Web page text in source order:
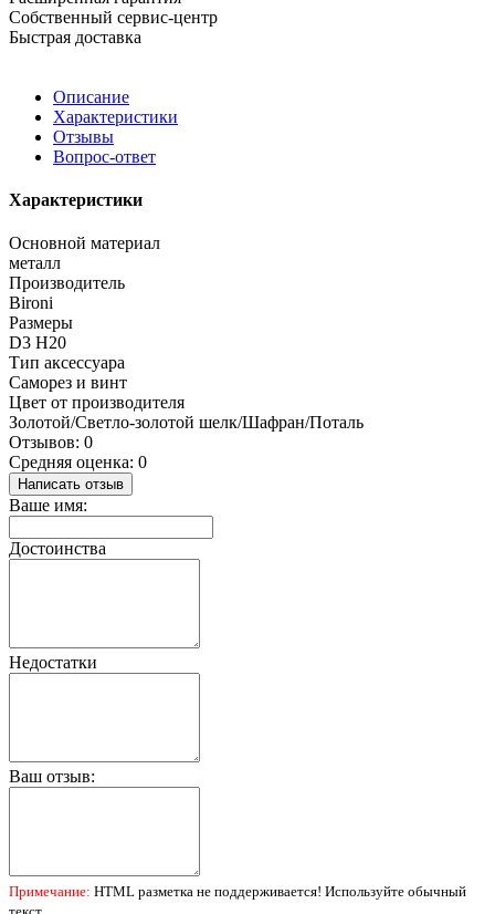
Собственный сервис-центр
Быстрая доставка
Описание
Характеристики
Отзывы
Вопрос-ответ
Характеристики
Основной материал
металл
Производитель
Bironi
Размеры
D3 H20
Тип аксессуара
Саморез и винт
Цвет от производителя
Золотой/Светло-золотой шелк/Шафран/Поталь
Отзывов: 0
Средняя оценка: 0
Написать отзыв
Ваше имя:
Достоинства
Недостатки
Ваш отзыв:
Примечание: HTML разметка не поддерживается! Используйте обычный